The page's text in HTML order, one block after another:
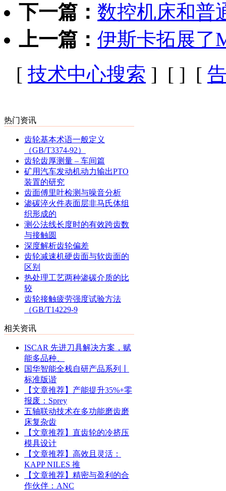
下一篇： 数控机床和普
上一篇： 伊斯卡拓展了
[ 技术中心搜索 ] [ ] [
热门资讯
齿轮基本术语一般定义
（GB/T3374-92）
齿轮齿厚测量 – 车间篇
矿用汽车发动机动力输出PTO
装置的研究
齿面傅里叶检测与噪音分析
渗碳淬火件表面层非马氏体组
织形成的
测公法线长度时的有效跨齿数
与接触圆
深度解析齿轮偏差
齿轮减速机硬齿面与软齿面的
区别
热处理工艺两种渗碳介质的比
较
齿轮接触疲劳强度试验方法
（GB/T14229-9
相关资讯
ISCAR 先进刀具解决方案，赋
能多品种、
国华智能全栈自研产品系列丨
标准版谐
【文章推荐】产能提升35%+零
报废：Sprey
五轴联动技术在多功能磨齿磨
床复杂齿
【文章推荐】直齿轮的冷挤压
模具设计
【文章推荐】高效且灵活：
KAPP NILES 推
【文章推荐】精密与盈利的合
作伙伴：ANC